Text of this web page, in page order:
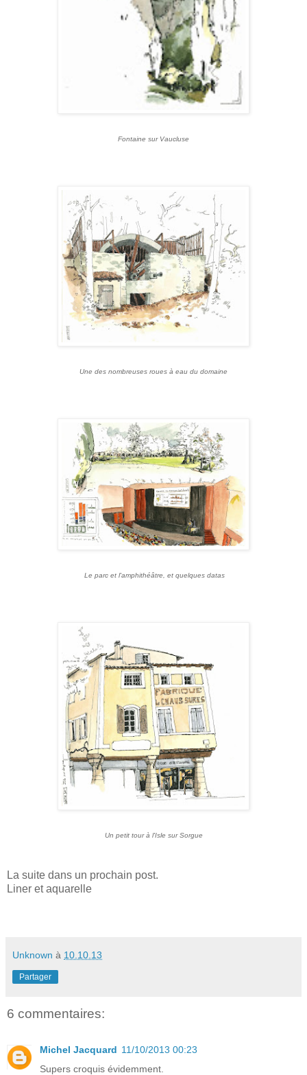
Fontaine sur Vaucluse
Une des nombreuses roues à eau du domaine
Le parc et l'amphithéâtre, et quelques datas
Un petit tour à l'Isle sur Sorgue
La suite dans un prochain post.
Liner et aquarelle
Unknown à 10.10.13
Partager
6 commentaires:
Michel Jacquard 11/10/2013 00:23
Supers croquis évidemment.